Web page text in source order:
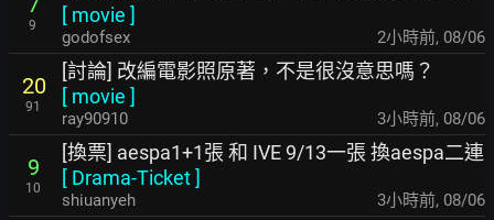
9
[ movie ]
godofsex 2小時前, 08/06
20
91
[討論] 改編電影照原著，不是很沒意思嗎？
[ movie ]
ray90910 3小時前, 08/06
9
10
[換票] aespa1+1張 和 IVE 9/13一張 換aespa二連
[ Drama-Ticket]
shiuanyeh 3小時前, 08/06